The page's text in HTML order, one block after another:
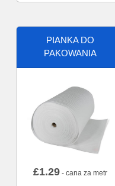
PIANKA DO
PAKOWANIA
£1.29- cana za metr